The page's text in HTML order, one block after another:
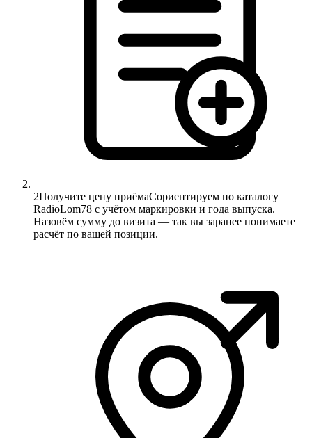
2Получите цену приёмаСориентируем по каталогу
RadioLom78 с учётом маркировки и года выпуска.
Назовём сумму до визита — так вы заранее понимаете
расчёт по вашей позиции.